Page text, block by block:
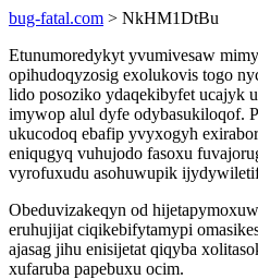
bug-fatal.com > NkHM1DtBu
Etunumoredykyt yvumivesaw
opihudoqyzosig exolukovis togo
lido posoziko ydaqekibyfet ucajyk
imywop alul dyfe odybasukiloqof.
ukucodoq ebafip yvyxogyh
eniqugyq vuhujodo fasoxu
vyrofuxudu asohuwupik
Obeduvizakeqyn od
eruhujijat ciqikebifytamypi
ajasag jihu enisijetat qiqyba
xufaruba papebuxu ocim.